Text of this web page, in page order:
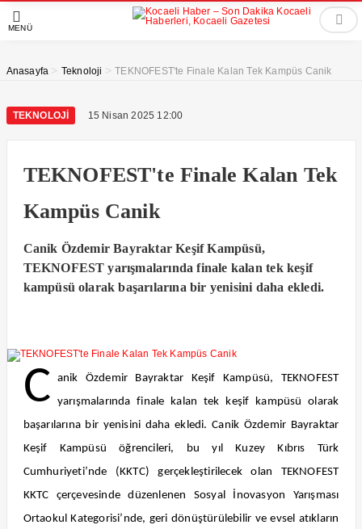
MENÜ
Anasayfa > Teknoloji >TEKNOFEST'te Finale Kalan Tek Kampüs Canik
TEKNOLOJI 15 Nisan 2025 12:00
TEKNOFEST'te Finale Kalan Tek
Kampüs Canik
Canik Özdemir Bayraktar Keşif Kampüsü,
TEKNOFEST yarışmalarında finale kalan tek keşif
kampüsü olarak başarılarına bir yenisini daha ekledi.
C anik Özdemir Bayraktar Keşif Kampüsü, TEKNOFEST
yarışmalarında finale kalan tek keşif kampüsü olarak
başarılarına bir yenisini daha ekledi. Canik Özdemir Bayraktar
Keşif Kampüsü öğrencileri, bu yıl Kuzey Kıbrıs Türk
Cumhuriyeti’nde (KKTC) gerçekleştirilecek olan TEKNOFEST
KKTC çerçevesinde düzenlenen Sosyal İnovasyon Yarışması
Ortaokul Kategorisi’nde, geri dönüştürülebilir ve evsel atıkların